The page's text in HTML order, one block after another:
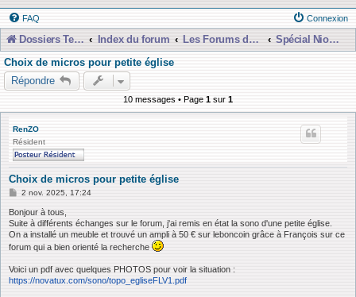
FAQ Connexion
Dossiers Techniques Index du forum Les Forums de Discussions
Spécial Nioubie Débutant
Choix de micros pour petite église
Répondre
10 messages • Page 1 sur 1
RenZO
Résident
Choix de micros pour petite église
M
s
s
g
e
2 nov. 2025, 17:24
Bonjour à tous,
Suite à différents échanges sur le forum, j'ai remis en état la sono d'une petite église.
On a installé un meuble et trouvé un ampli à 50 € sur leboncoin grâce à François sur ce
forum qui a bien orienté la recherche
Voici un pdf avec quelques PHOTOS pour voir la situation :
https://novatux.com/sono/topo_egliseFLV1.pdf